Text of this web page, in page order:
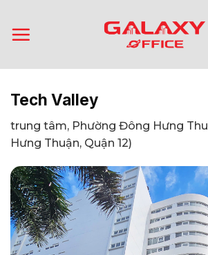
qua
nội
Tech Valley
trung tâm, Phường Đông Hưng
Hưng Thuận, Quận 12)